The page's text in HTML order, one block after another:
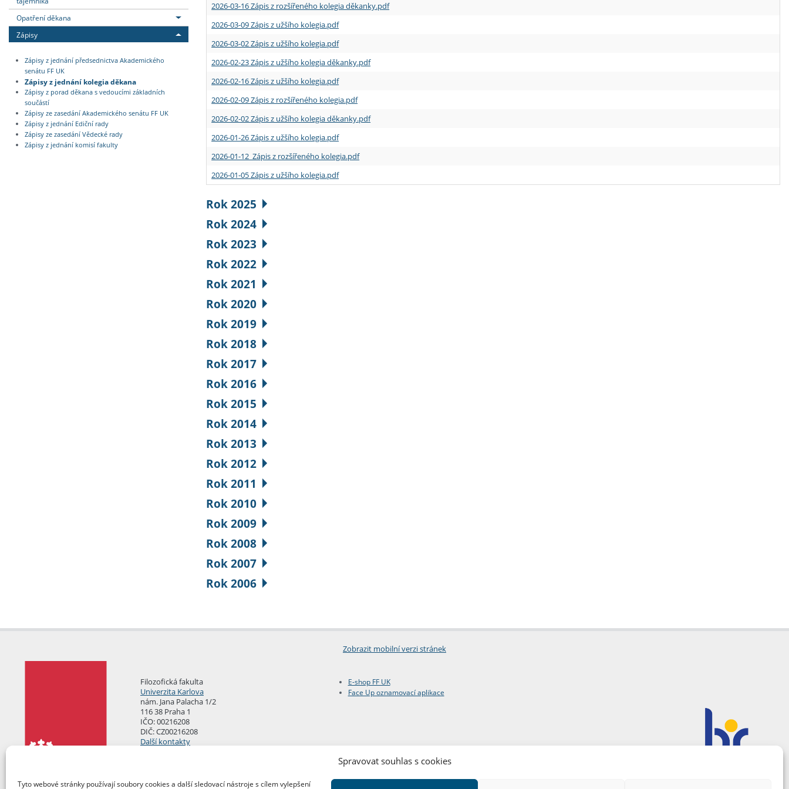
Spravovat souhlas s cookies
Tyto webové stránky používají soubory cookies a další sledovací nástroje s cílem vylepšení
Opatření děkana
Zápisy
Zápisy z jednání předsednictva Akademického
senátu FF UK
Zápisy z jednání kolegia děkana
Zápisy z porad děkana s vedoucími základních
součástí
Zápisy ze zasedání Akademického senátu FF UK
Zápisy z jednání Ediční rady
Zápisy ze zasedání Vědecké rady
Zápisy z jednání komisí fakulty
2026-03-16 Zápis z rozšířeného kolegia děkanky.pdf
2026-03-09 Zápis z užšího kolegia.pdf
2026-03-02 Zápis z užšího kolegia.pdf
2026-02-23 Zápis z užšího kolegia děkanky.pdf
2026-02-16 Zápis z užšího kolegia.pdf
2026-02-09 Zápis z rozšířeného kolegia.pdf
2026-02-02 Zápis z užšího kolegia děkanky.pdf
2026-01-26 Zápis z užšího kolegia.pdf
2026-01-12 Zápis z rozšířeného kolegia.pdf
2026-01-05 Zápis z užšího kolegia.pdf
Rok 2025
Rok 2024
Rok 2023
Rok 2022
Rok 2021
Rok 2020
Rok 2019
Rok 2018
Rok 2017
Rok 2016
Rok 2015
Rok 2014
Rok 2013
Rok 2012
Rok 2011
Rok 2010
Rok 2009
Rok 2008
Rok 2007
Rok 2006
Zobrazit mobilní verzi stránek
Filozofická fakulta
Univerzita Karlova
nám. Jana Palacha 1/2
116 38 Praha 1
IČO: 00216208
DIČ: CZ00216208
Další kontakty
E-shop FF UK
Face Up oznamovací aplikace